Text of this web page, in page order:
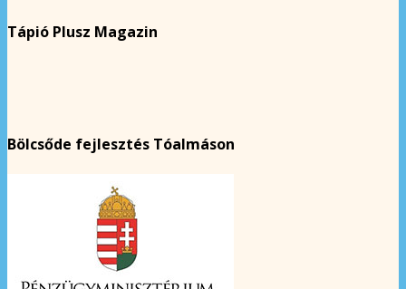
Tápió Plusz Magazin
Bölcsőde fejlesztés Tóalmáson